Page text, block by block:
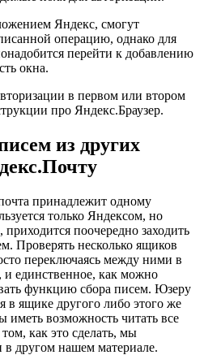
Яндекс, смогут
операцию, однако для
перейти к добавлению
окна.
в первом или втором
про Яндекс.Браузер.
из других
принадлежит одному
только Яндексом, но
поочередно заходить
Проверять несколько ящиков
переключаясь между ними в
единственное, как можно
функцию сбора писем. Юзеру
в ящике другого либо этого же
иметь возможность читать все
как это сделать, мы
в другом нашем материале.